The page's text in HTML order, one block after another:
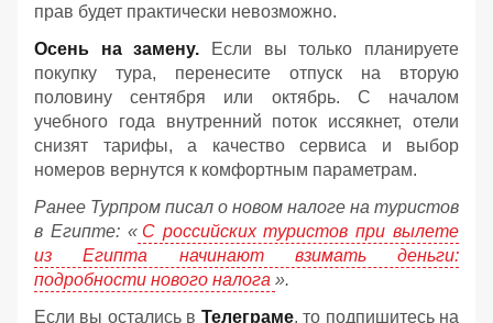
прав будет практически невозможно.
Осень на замену. Если вы только планируете
покупку тура, перенесите отпуск на вторую
половину сентября или октябрь. С началом
учебного года внутренний поток иссякнет, отели
снизят тарифы, а качество сервиса и выбор
номеров вернутся к комфортным параметрам.
Ранее Турпром писал о новом налоге на туристов
в Египте:« С российских туристов при вылете
из Египта начинают взимать деньги:
подробности нового налога ».
Если вы остались в Телеграме, то подпишитесь на